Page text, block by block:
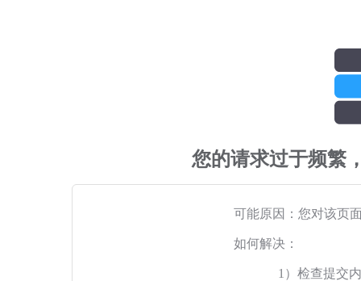
您的请求过于频繁
可能原因：您对该页
如何解决：
1）检查提交